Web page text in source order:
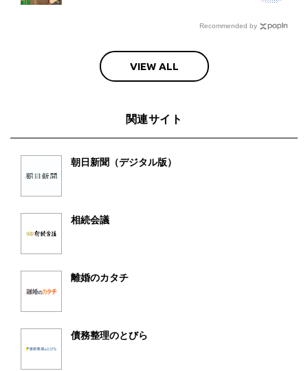
Recommended by
VIEW ALL
関連サイト
朝日新聞（デジタル版）
相続会議
離婚のカタチ
債務整理のとびら